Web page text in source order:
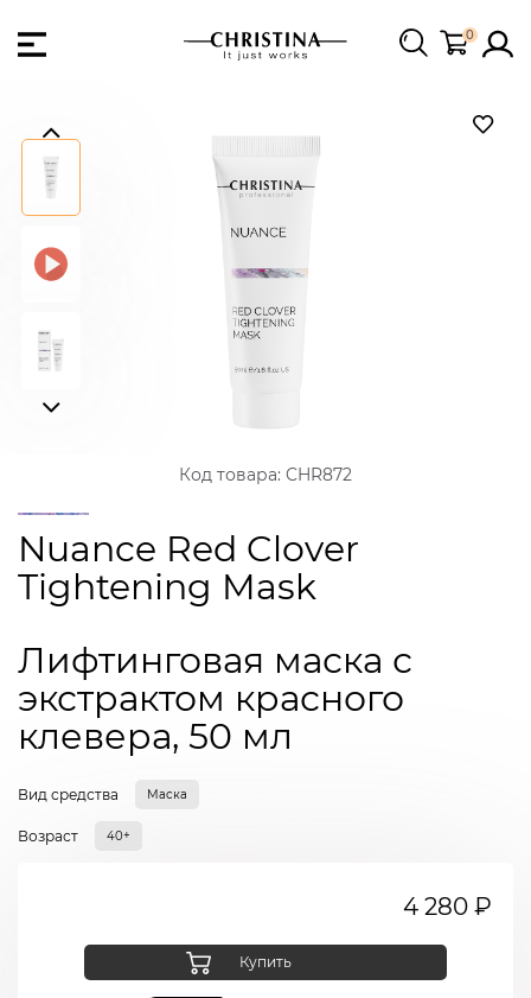
0
Код товара: CHR872
Nuance Red Clover
Tightening Mask
Лифтинговая маска с
экстрактом красного
клевера, 50 мл
Вид средства Маска
Возраст 40+
4 280 ₽
Купить